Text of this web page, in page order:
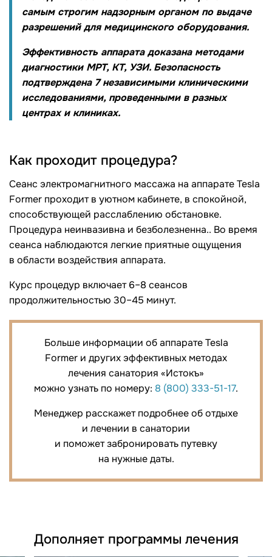
самым строгим надзорным органом по выдаче
разрешений для медицинского оборудования.
Эффективность аппарата доказана методами
диагностики МРТ, КТ, УЗИ. Безопасность
подтверждена 7 независимыми клиническими
исследованиями, проведенными в разных
центрах и клиниках.
Как проходит процедура?
Сеанс электромагнитного массажа на аппарате Tesla
Former проходит в уютном кабинете, в спокойной,
способствующей расслаблению обстановке.
Процедура неинвазивна и безболезненна.. Во время
сеанса наблюдаются легкие приятные ощущения
в области воздействия аппарата.
Курс процедур включает 6–8 сеансов
продолжительностью 30–45 минут.
Больше информации об аппарате Tesla
Former и других эффективных методах
лечения санатория «Истокъ»
можно узнать по номеру: 8 (800) 333-51-17.
Менеджер расскажет подробнее об отдыхе
и лечении в санатории
и поможет забронировать путевку
на нужные даты.
Дополняет программы лечения